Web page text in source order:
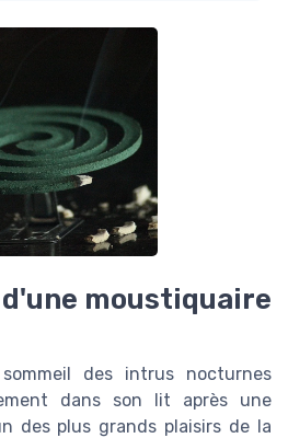
moustiquaire
des intrus nocturnes
dans son lit après une
des plus grands plaisirs de la